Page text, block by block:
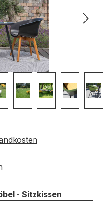
- Sitzkissen